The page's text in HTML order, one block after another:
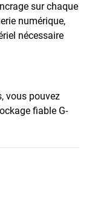
sur chaque
numérique,
nécessaire
vous pouvez
fiable G-